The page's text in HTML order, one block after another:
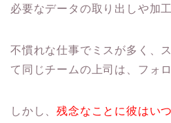
必要なデータの取り出しや加
不慣れな仕事でミスが多く、
て同じチームの上司は、フォ
しかし、残念なことに彼はい